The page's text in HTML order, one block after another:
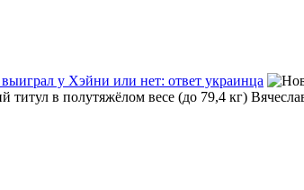
у Хэйни или нет: ответ украинца
титул в полутяжёлом весе (до 79,4 кг)